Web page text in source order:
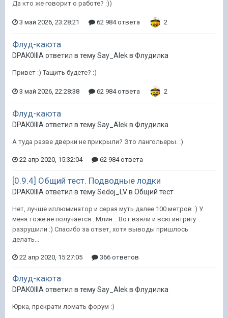
Да кто же говорит о работе? :))
3 май 2026, 23:28:21 62 984 ответа 2
Флуд-каюта
DPAK0IIIA ответил в тему Say_Alek в Флудилка
Привет :) Тащить будете? :)
3 май 2026, 22:28:38 62 984 ответа 2
Флуд-каюта
DPAK0IIIA ответил в тему Say_Alek в Флудилка
А туда разве дверки не прикрыли? Это лангольеры. :)
22 апр 2020, 15:32:04 62 984 ответа
[0.9.4] Общий тест. Подводные лодки
DPAK0IIIA ответил в тему Sedoj_LV в Общий тест
Нет, лучше иллюминатор и серая муть далее 100 метров :) У
меня тоже не получается.. Млин. . Вот взяли и всю интригу
разрушили :) Спасибо за ответ, хотя выводы пришлось
делать...
22 апр 2020, 15:27:05 366 ответов
Флуд-каюта
DPAK0IIIA ответил в тему Say_Alek в Флудилка
Юрка, прекрати ломать форум :)